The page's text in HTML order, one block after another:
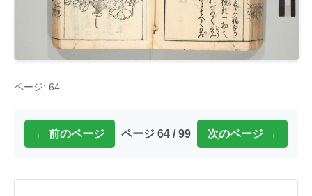
ページ: 64
← 前のページ ページ 64 / 99 次のページ →